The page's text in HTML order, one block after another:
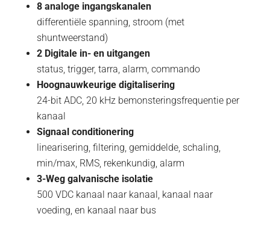
8 analoge ingangskanalen
differentiële spanning, stroom (met
shuntweerstand)
2 Digitale in- en uitgangen
status, trigger, tarra, alarm, commando
Hoognauwkeurige digitalisering
24-bit ADC, 20 kHz bemonsteringsfrequentie per
kanaal
Signaal conditionering
linearisering, filtering, gemiddelde, schaling,
min/max, RMS, rekenkundig, alarm
3-Weg galvanische isolatie
500 VDC kanaal naar kanaal, kanaal naar
voeding, en kanaal naar bus